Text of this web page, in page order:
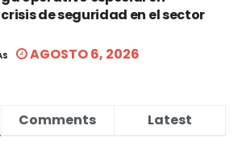
de seguridad en el sector
AGOSTO 6, 2026
Comments Latest